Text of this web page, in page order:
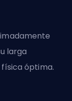
larga
óptima.